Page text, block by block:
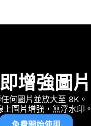
增強圖片
何圖片並放大至 8K。
上圖片增強，無浮水印。